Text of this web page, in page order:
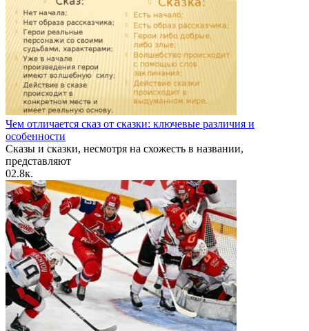
Чем отличается сказ от сказки: ключевые различия и
особенности
Сказы и сказки, несмотря на схожесть в названии,
представляют
02.8к.